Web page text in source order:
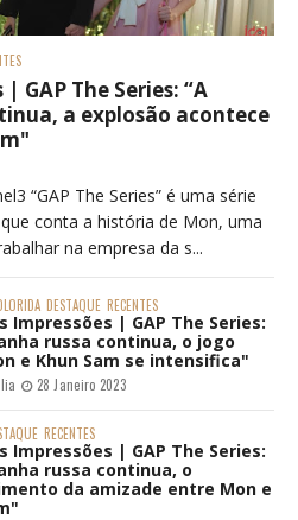
GAP The Series: “A
a explosão acontece
“GAP The Series” é uma série
conta a história de Mon, uma
na empresa da s...
DESTAQUE RECENTES
Impressões | GAP The Series:
russa continua, o jogo
e Khun Sam se intensifica"
28 Janeiro 2023
RECENTES
Impressões | GAP The Series:
russa continua, o
da amizade entre Mon e